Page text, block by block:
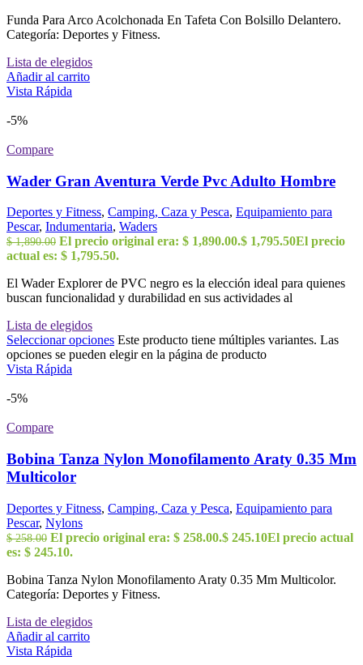
Funda Para Arco Acolchonada En Tafeta Con Bolsillo Delantero.
Categoría: Deportes y Fitness.
Lista de elegidos
Añadir al carrito
Vista Rápida
-5%
Compare
Wader Gran Aventura Verde Pvc Adulto Hombre
Deportes y Fitness, Camping, Caza y Pesca, Equipamiento para
Pescar, Indumentaria, Waders
$1,890.00 El precio original era: $ 1,890.00.$ 1,795.50El precio
actual es: $ 1,795.50.
El Wader Explorer de PVC negro es la elección ideal para quienes
buscan funcionalidad y durabilidad en sus actividades al
Lista de elegidos
Seleccionar opciones Este producto tiene múltiples variantes. Las
opciones se pueden elegir en la página de producto
Vista Rápida
-5%
Compare
Bobina Tanza Nylon Monofilamento Araty 0.35 Mm
Multicolor
Deportes y Fitness, Camping, Caza y Pesca, Equipamiento para
Pescar, Nylons
$258.00 El precio original era: $ 258.00.$ 245.10El precio actual
es: $ 245.10.
Bobina Tanza Nylon Monofilamento Araty 0.35 Mm Multicolor.
Categoría: Deportes y Fitness.
Lista de elegidos
Añadir al carrito
Vista Rápida